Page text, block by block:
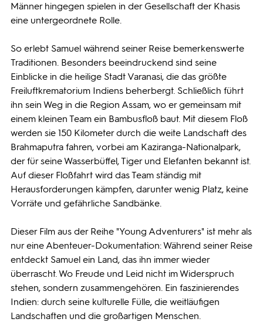
Männer hingegen spielen in der Gesellschaft der Khasis
eine untergeordnete Rolle.
So erlebt Samuel während seiner Reise bemerkenswerte
Traditionen. Besonders beeindruckend sind seine
Einblicke in die heilige Stadt Varanasi, die das größte
Freiluftkrematorium Indiens beherbergt. Schließlich führt
ihn sein Weg in die Region Assam, wo er gemeinsam mit
einem kleinen Team ein Bambusfloß baut. Mit diesem Floß
werden sie 150 Kilometer durch die weite Landschaft des
Brahmaputra fahren, vorbei am Kaziranga-Nationalpark,
der für seine Wasserbüffel, Tiger und Elefanten bekannt ist.
Auf dieser Floßfahrt wird das Team ständig mit
Herausforderungen kämpfen, darunter wenig Platz, keine
Vorräte und gefährliche Sandbänke.
Dieser Film aus der Reihe "Young Adventurers" ist mehr als
nur eine Abenteuer-Dokumentation: Während seiner Reise
entdeckt Samuel ein Land, das ihn immer wieder
überrascht. Wo Freude und Leid nicht im Widerspruch
stehen, sondern zusammengehören. Ein faszinierendes
Indien: durch seine kulturelle Fülle, die weitläufigen
Landschaften und die großartigen Menschen.